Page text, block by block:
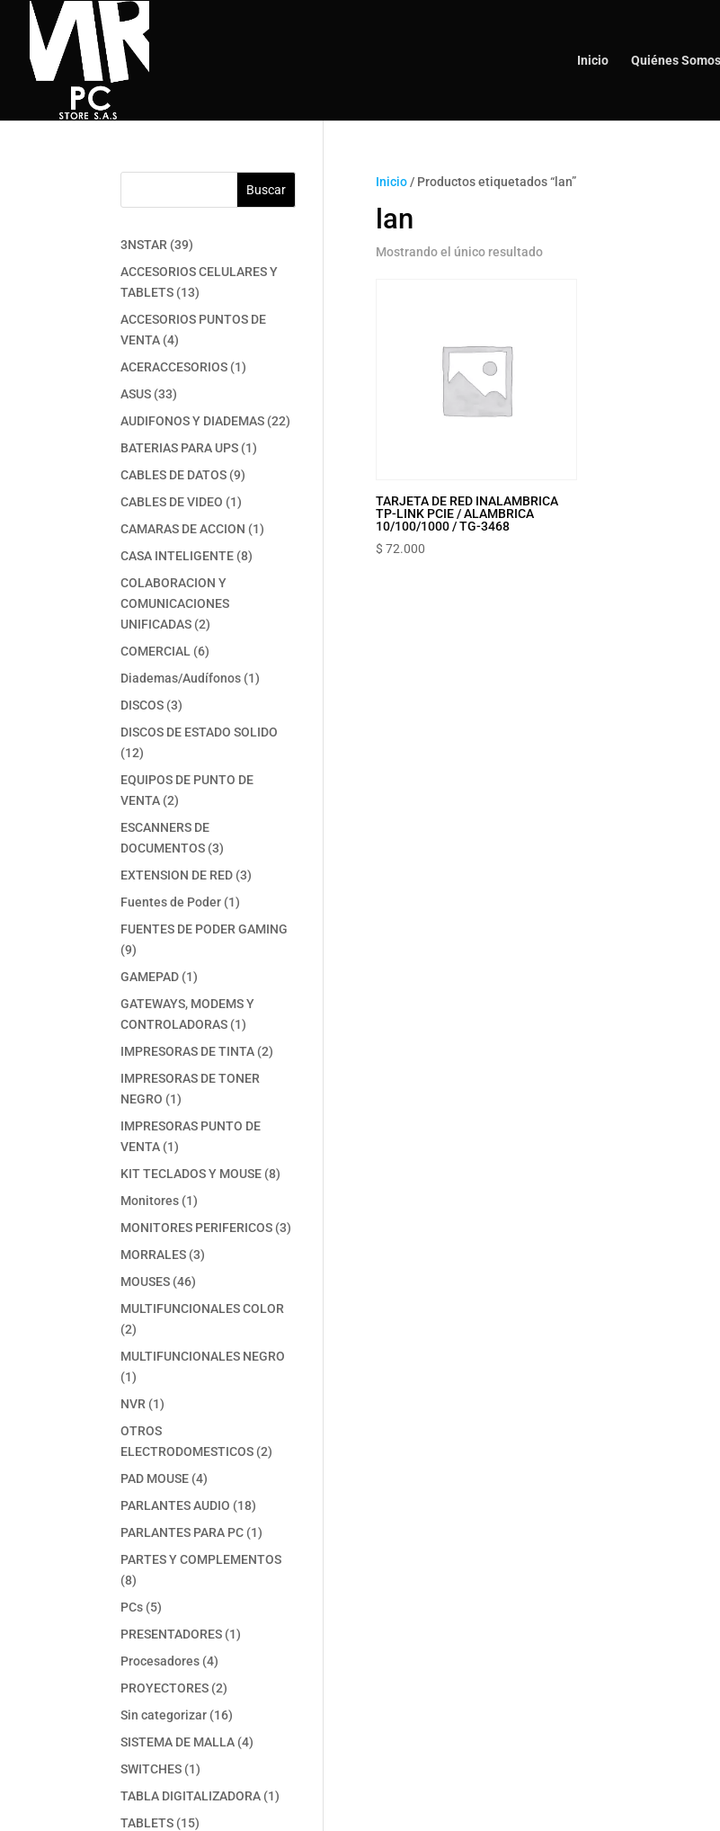
Inicio Quiénes Somos
Inicio/ Productos etiquetados “lan”
lan
Mostrando el único resultado
TARJETA DE RED INALAMBRICA
TP-LINK PCIE / ALAMBRICA
10/100/1000 / TG-3468
$ 72.000
Buscar
3NSTAR 3939
productos
ACCESORIOS CELULARES Y
TABLETS 1313
productos
ACCESORIOS PUNTOS DE
VENTA 44
productos
ACERACCESORIOS 11
ASUS 3333
productos
AUDIFONOS Y DIADEMAS 2222
BATERIAS PARA UPS 11
CABLES DE DATOS 99
CABLES DE VIDEO 11
producto
CAMARAS DE ACCION 11
CASA INTELIGENTE 88
COLABORACION Y
COMUNICACIONES
UNIFICADAS 22
productos
COMERCIAL 66
productos
Diademas/Audífonos 11
DISCOS 33
productos
DISCOS DE ESTADO SOLIDO
1212
productos
EQUIPOS DE PUNTO DE
VENTA 22
productos
ESCANNERS DE
DOCUMENTOS 33
productos
EXTENSION DE RED 33
Fuentes de Poder 11
producto
FUENTES DE PODER GAMING
99
productos
GAMEPAD 11
producto
GATEWAYS, MODEMS Y
CONTROLADORAS 11
producto
IMPRESORAS DE TINTA 22
IMPRESORAS DE TONER
NEGRO
11
producto
IMPRESORAS PUNTO DE
VENTA 11
producto
KIT TECLADOS Y MOUSE 88
Monitores 11
producto
MONITORES PERIFERICOS 33
MORRALES 33
MOUSES 4646
productos
MULTIFUNCIONALES COLOR
22
productos
MULTIFUNCIONALES NEGRO
11
producto
NVR 11
producto
OTROS
ELECTRODOMESTICOS 22
PAD MOUSE 44
productos
PARLANTES AUDIO 1818
productos
PARLANTES PARA PC 11
producto
PARTES Y COMPLEMENTOS
88
productos
PCs 55
productos
PRESENTADORES 11
Procesadores 44
productos
PROYECTORES 22
productos
Sin categorizar 1616
productos
SISTEMA DE MALLA 44
SWITCHES 11
producto
TABLA DIGITALIZADORA 11
TABLETS 1515